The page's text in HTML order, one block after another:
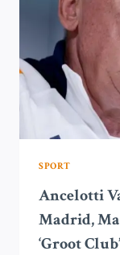
SPORT
Ancelotti
Madrid,
‘Groot Club’